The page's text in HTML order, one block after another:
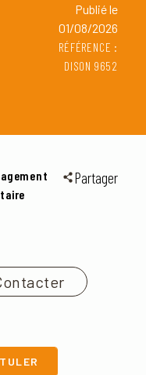
Publié le
01/08/2026
RÉFÉRENCE :
DISON 9652
Partager